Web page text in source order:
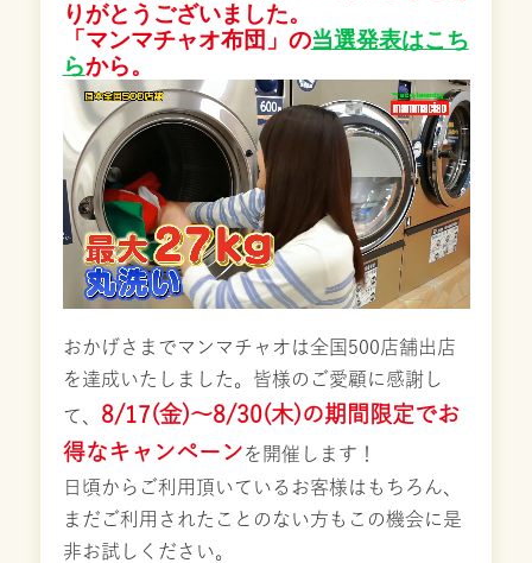
りがとうございました。
「マンマチャオ布団」の当選発表はこち
らから。
おかげさまでマンマチャオは全国500店舗出店
を達成いたしました。皆様のご愛顧に感謝し
て、 8/17(金)～8/30(木)の期間限定でお
得なキャンペーンを開催します！
日頃からご利用頂いているお客様はもちろん、
まだご利用されたことのない方もこの機会に是
非お試しください。